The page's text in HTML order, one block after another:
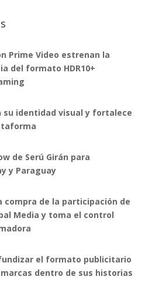
Prime Video estrenan la
del formato HDR10+
su identidad visual y fortalece
de Serú Girán para
y Paraguay
compra de la participación de
Media y toma el control
el formato publicitario
dentro de sus historias